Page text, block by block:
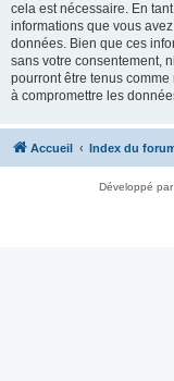
cela est nécessaire. En
informations que vous
données. Bien que ces
sans votre consentement,
pourront être tenus
à compromettre les
Accueil Index du
Développé par